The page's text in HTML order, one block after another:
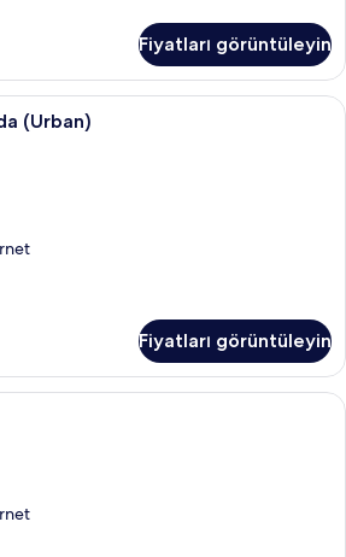
Fiyatları görüntüleyin
Standard Üç Kişilik Oda (Urban) |
(Urban)
Fiyatları görüntüleyin
Odada kasa, masa, dizüstü bilgisayar